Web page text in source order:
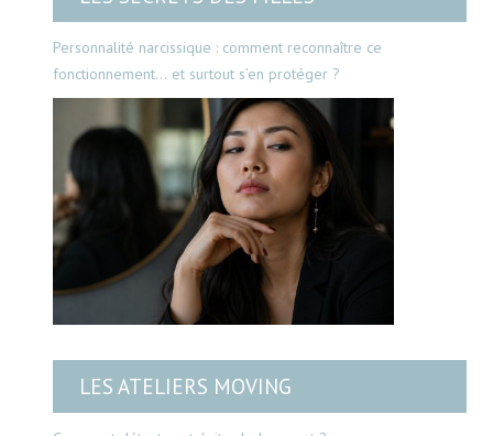
Personnalité narcissique : comment reconnaître ce
fonctionnement… et surtout s’en protéger ?
LES ATELIERS MOVING